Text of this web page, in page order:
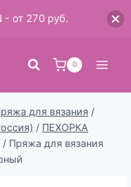
0
для вязания /
/ ПЕХОРКА
/ Пряжа для вязания
- от 270 руб.